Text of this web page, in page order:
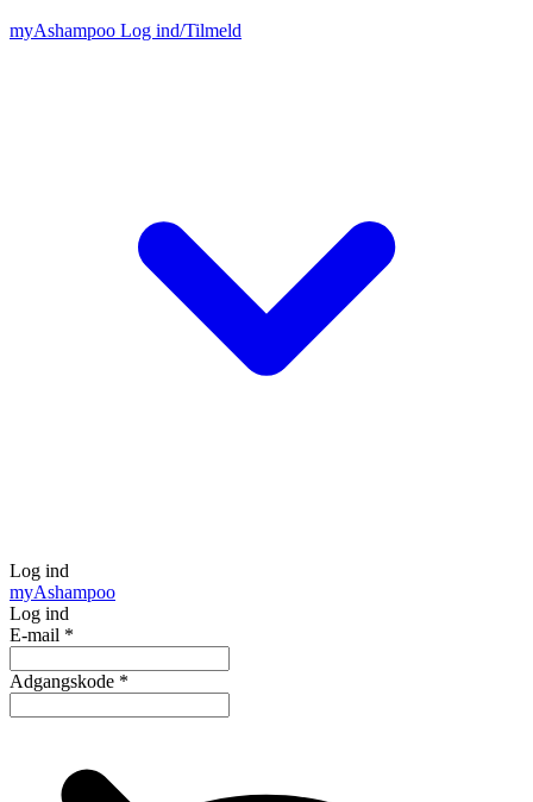
myAshampoo Log ind/Tilmeld
Log ind
myAshampoo
Log ind
E-mail *
Adgangskode *